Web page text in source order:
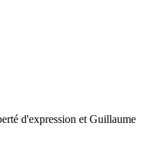
d'expression et Guillaume